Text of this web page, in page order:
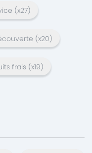
(x27)
(x20)
frais (x19)